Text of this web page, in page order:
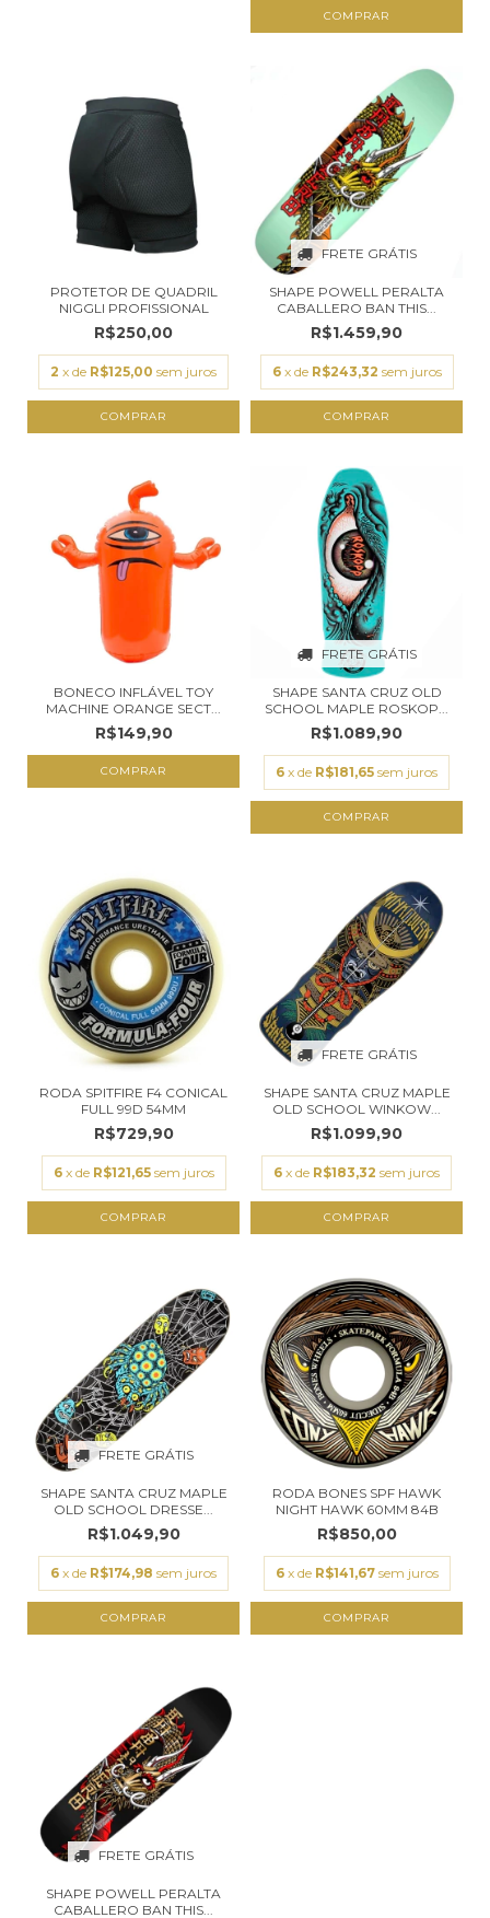
COMPRAR
PROTETOR DE QUADRIL
NIGGLI PROFISSIONAL
R$250,00
2 x de R$125,00 sem juros
COMPRAR
FRETE GRÁTIS
SHAPE POWELL PERALTA
CABALLERO BAN THIS...
R$1.459,90
6 x de R$243,32 sem juros
COMPRAR
BONECO INFLÁVEL TOY
MACHINE ORANGE SECT...
R$149,90
FRETE GRÁTIS
SHAPE SANTA CRUZ OLD
SCHOOL MAPLE ROSKOP...
R$1.089,90
6 x de R$181,65 sem juros
COMPRAR
RODA SPITFIRE F4 CONICAL
FULL 99D 54MM
R$729,90
6 x de R$121,65 sem juros
COMPRAR
FRETE GRÁTIS
SHAPE SANTA CRUZ MAPLE
OLD SCHOOL WINKOW...
R$1.099,90
6 x de R$183,32 sem juros
COMPRAR
FRETE GRÁTIS
SHAPE SANTA CRUZ MAPLE
OLD SCHOOL DRESSE...
R$1.049,90
6 x de R$174,98 sem juros
COMPRAR
RODA BONES SPF HAWK
NIGHT HAWK 60MM 84B
R$850,00
6 x de R$141,67 sem juros
COMPRAR
FRETE GRÁTIS
SHAPE POWELL PERALTA
CABALLERO BAN THIS...